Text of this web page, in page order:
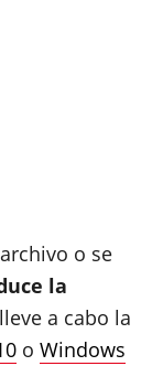
o se
la
a cabo la
o Windows